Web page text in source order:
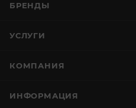
БРЕНДЫ
УСЛУГИ
КОМПАНИЯ
ИНФОРМАЦИЯ